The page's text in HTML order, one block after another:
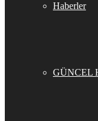
Haberler
GÜNCEL